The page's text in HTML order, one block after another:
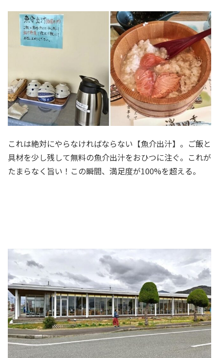
これは絶対にやらなければならない【魚介出汁】。ご飯と
具材を少し残して無料の魚介出汁をおひつに注ぐ。これが
たまらなく旨い！この瞬間、満足度が100%を超える。